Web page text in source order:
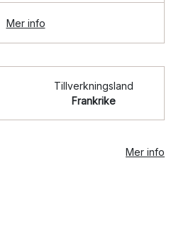
Mer info
Tillverkningsland
Frankrike
Mer info